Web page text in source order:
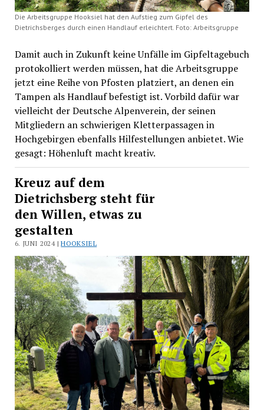
Die Arbeitsgruppe Hooksiel hat den Aufstieg zum Gipfel des
Dietrichsberges durch einen Handlauf erleichtert. Foto: Arbeitsgruppe
Damit auch in Zukunft keine Unfälle im Gipfeltagebuch
protokolliert werden müssen, hat die Arbeitsgruppe
jetzt eine Reihe von Pfosten platziert, an denen ein
Tampen als Handlauf befestigt ist. Vorbild dafür war
vielleicht der Deutsche Alpenverein, der seinen
Mitgliedern an schwierigen Kletterpassagen in
Hochgebirgen ebenfalls Hilfestellungen anbietet. Wie
gesagt: Höhenluft macht kreativ.
Kreuz auf dem
Dietrichsberg steht für
den Willen, etwas zu
gestalten
6. JUNI 2024 |HOOKSIEL